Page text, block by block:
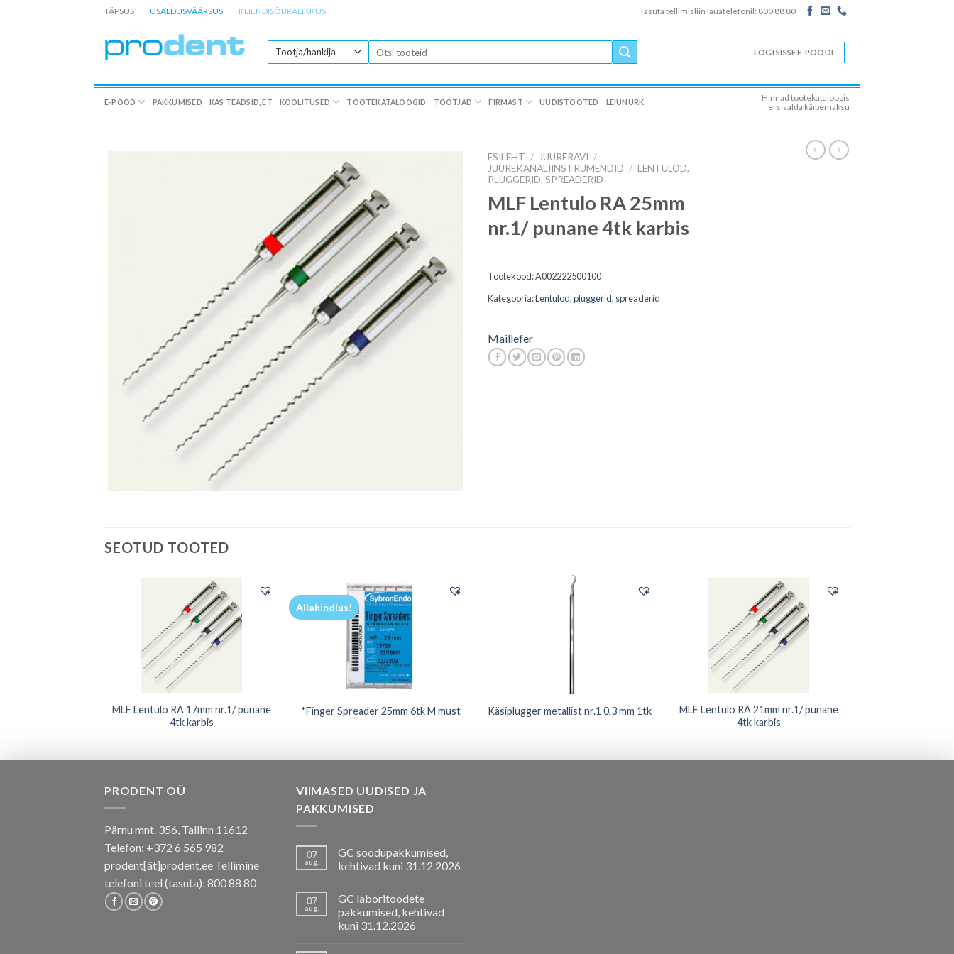
TÄPSUS USALDUSVÄÄRSUS KLIENDISÕBRALIKKUS Tasuta tellimisliin lauatelefonil: 800 88 80
LOGI SISSE E-POODI
E-POOD PAKKUMISED KAS TEADSID, ET KOOLITUSED TOOTEKATALOOGID TOOTJAD FIRMAST UUDISTOOTED LEIUNURK
Hinnad tootekataloogis
ei sisalda käibemaksu
ESILEHT / JUURERAVI /
JUUREKANALIINSTRUMENDID / LENTULOD,
PLUGGERID, SPREADERID
MLF Lentulo RA 25mm
nr.1/ punane 4tk karbis
Tootekood:A002222500100
Kategooria:Lentulod, pluggerid, spreaderid
Maillefer
SEOTUD TOOTED
MLF Lentulo RA 17mm nr.1/ punane
4tk karbis
Allahindlus!
*Finger Spreader 25mm 6tk M must Käsiplugger metallist nr.1 0,3 mm 1tk
MLF Lentulo RA 21mm nr.1/ punane
4tk karbis
PRODENT OÜ
Pärnu mnt. 356, Tallinn 11612
Telefon: +372 6 565 982
prodent[ät]prodent.ee Tellimine
telefoni teel (tasuta): 800 88 80
VIIMASED UUDISED JA
PAKKUMISED
07
aug.
GC soodupakkumised,
kehtivad kuni 31.12.2026
07
aug.
GC laboritoodete
pakkumised, kehtivad
kuni 31.12.2026